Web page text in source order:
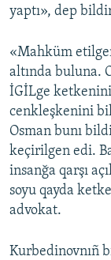
RFE/RS
yaptı», dep
«Mahküm
altında buluna.
İGİLge
cenkleşkenini
Osman bunı
keçirilgen edi.
insanğa qarşı
soyu qayda
advokat.
Kurbedinovnıñ